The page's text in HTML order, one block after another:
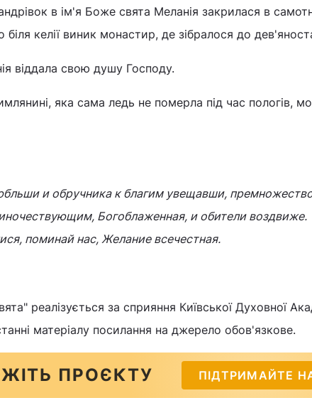
в ім'я Боже свята Меланія закрилася в
біля келії виник монастир, де зібралося до
віддала свою душу Господу.
яка сама ледь не померла під час пологів,
и обручника к благим увещавши,
Богоблаженная, и обители воздвиже.
поминай нас, Желание всечестная.
реалізується за сприяння Київської Духовної
матеріалу посилання на джерело обов'язкове.
ПРОЄКТУ ПІДТРИМАЙТЕ